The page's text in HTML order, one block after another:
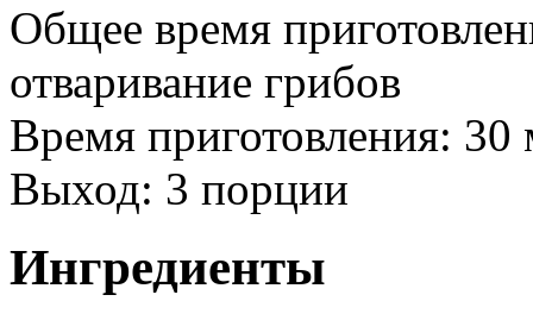
Общее время
отваривание грибов
Время приготовления: 30
Выход: 3 порции
Ингредиенты